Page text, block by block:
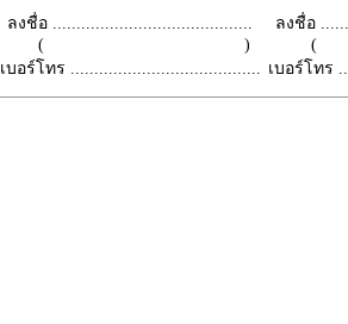
ลงชื่อ ..........................................
( )
เบอร์โทร ........................................
ลงชื่อ
เบอร์โทร